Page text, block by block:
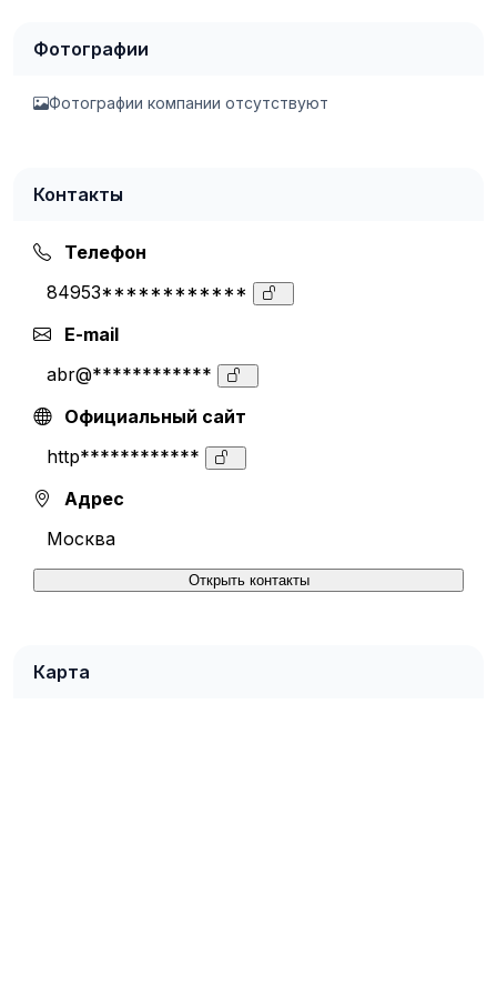
Фотографии
Фотографии компании отсутствуют
Контакты
Телефон
84953************
E-mail
abr@************
Официальный сайт
http************
Адрес
Москва
Открыть контакты
Карта